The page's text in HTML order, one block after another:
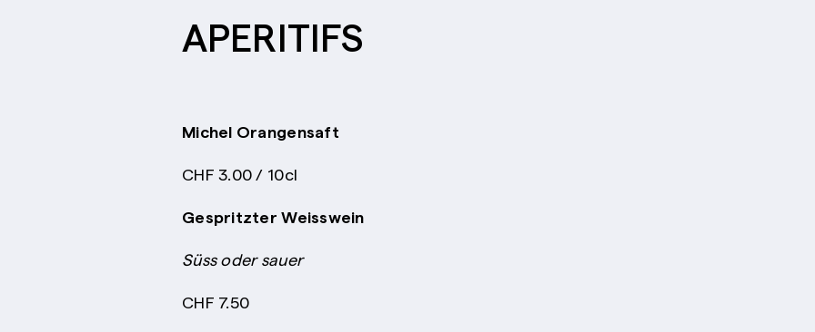
APERITIFS
Michel Orangensaft
CHF 3.00 / 10cl
Gespritzter Weisswein
Süss oder sauer
CHF 7.50